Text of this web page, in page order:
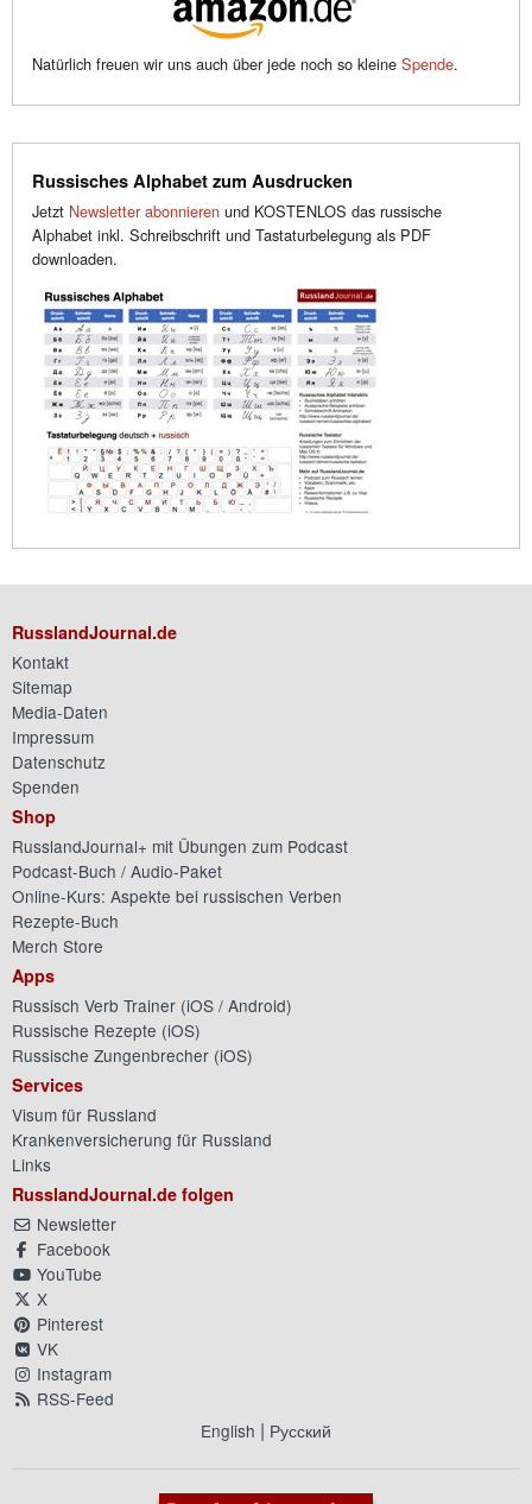
Natürlich freuen wir uns auch über jede noch so kleine Spende.
Russisches Alphabet zum Ausdrucken
Jetzt Newsletter abonnieren und KOSTENLOS das russische
Alphabet inkl. Schreibschrift und Tastaturbelegung als PDF
downloaden.
RusslandJournal.de
Kontakt
Sitemap
Media-Daten
Impressum
Datenschutz
Spenden
Shop
RusslandJournal+ mit Übungen zum Podcast
Podcast-Buch / Audio-Paket
Online-Kurs: Aspekte bei russischen Verben
Rezepte-Buch
Merch Store
Apps
Russisch Verb Trainer (iOS / Android)
Russische Rezepte (iOS)
Russische Zungenbrecher (iOS)
Services
Visum für Russland
Krankenversicherung für Russland
Links
RusslandJournal.de folgen
Newsletter
Facebook
YouTube
X
Pinterest
VK
Instagram
RSS-Feed
English | Русский